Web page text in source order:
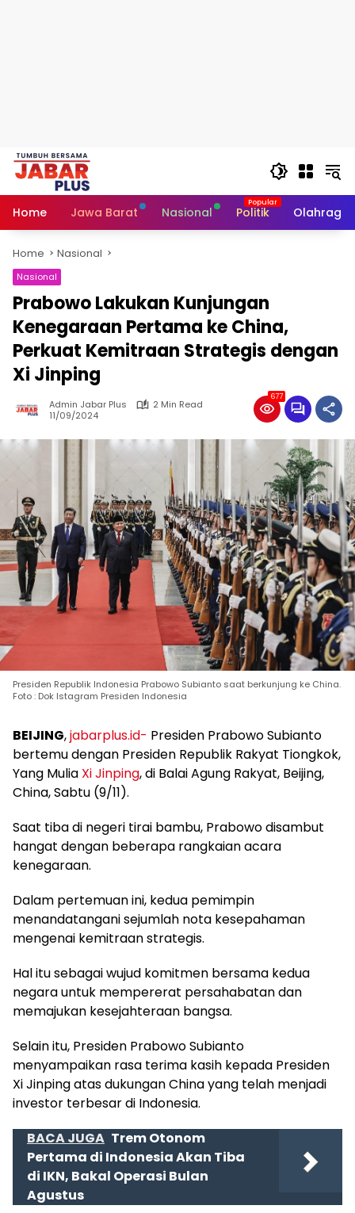
Skip
Home
Jawa Barat Nasional Politik Olahraga
Home Nasional
Nasional
Prabowo Lakukan Kunjungan
Kenegaraan Pertama ke China,
Perkuat Kemitraan Strategis dengan
Xi Jinping
Admin Jabar Plus
2 Min Read
11/09/2024
677
Presiden Republik Indonesia Prabowo Subianto saat berkunjung ke China.
Foto : Dok Istagram Presiden Indonesia
BEIJING,jabarplus.id- Presiden Prabowo Subianto
bertemu dengan Presiden Republik Rakyat Tiongkok,
Yang Mulia Xi Jinping, di Balai Agung Rakyat, Beijing,
China, Sabtu (9/11).
Saat tiba di negeri tirai bambu, Prabowo disambut
hangat dengan beberapa rangkaian acara
kenegaraan.
Dalam pertemuan ini, kedua pemimpin
menandatangani sejumlah nota kesepahaman
mengenai kemitraan strategis.
Hal itu sebagai wujud komitmen bersama kedua
negara untuk mempererat persahabatan dan
memajukan kesejahteraan bangsa.
Selain itu, Presiden Prabowo Subianto
menyampaikan rasa terima kasih kepada Presiden
Xi Jinping atas dukungan China yang telah menjadi
investor terbesar di Indonesia.
BACA JUGA Trem Otonom
Pertama di Indonesia Akan Tiba
di IKN, Bakal Operasi Bulan
Agustus